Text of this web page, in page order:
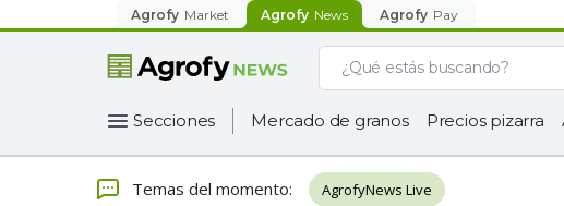
Agrofy Market Agrofy News Agrofy Pay
Secciones Mercado de granos Precios pizarra
Temas del momento: AgrofyNews Live